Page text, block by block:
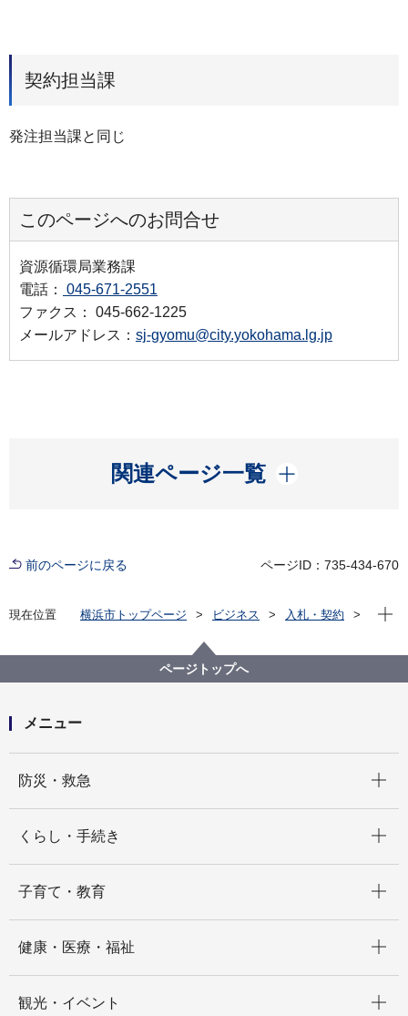
契約担当課
発注担当課と同じ
このページへのお問合せ
資源循環局業務課
電話：
045-671-2551
ファクス： 045-662-1225
メールアドレス： sj-gyomu@city.yokohama.lg.jp
関連ページ一覧
開く
前のページに戻る ページID：735-434-670
現在位置 横浜市トップページ ビジネス
入札・契約
【入札結果掲載】都筑区プラスチック資源収集運搬業
務委託
現在
ページトップへ
メニュー
防災・救急
くらし・手続き
子育て・教育
健康・医療・福祉
観光・イベント